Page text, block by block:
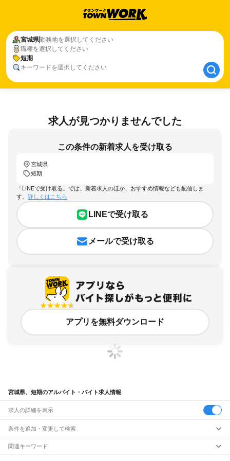
宮城県勤務地を選択してください
職種を選択してください
短期
キーワードを選択してください
宮城県
短期
求人が見つかりませんでした
この条件の新着求人を受け取る
宮城県
短期
「LINEで受け取る」では、新着求人のほか、おすすめ情報なども配信しま
す。 詳しくはこちら
LINEで受け取る
メールで受け取る
アプリを無料ダウンロード
宮城県、短期のアルバイト・バイト求人情報
求人の詳細を表示
条件を追加・変更して検索
市区町村を追加・変更
関連キーワード